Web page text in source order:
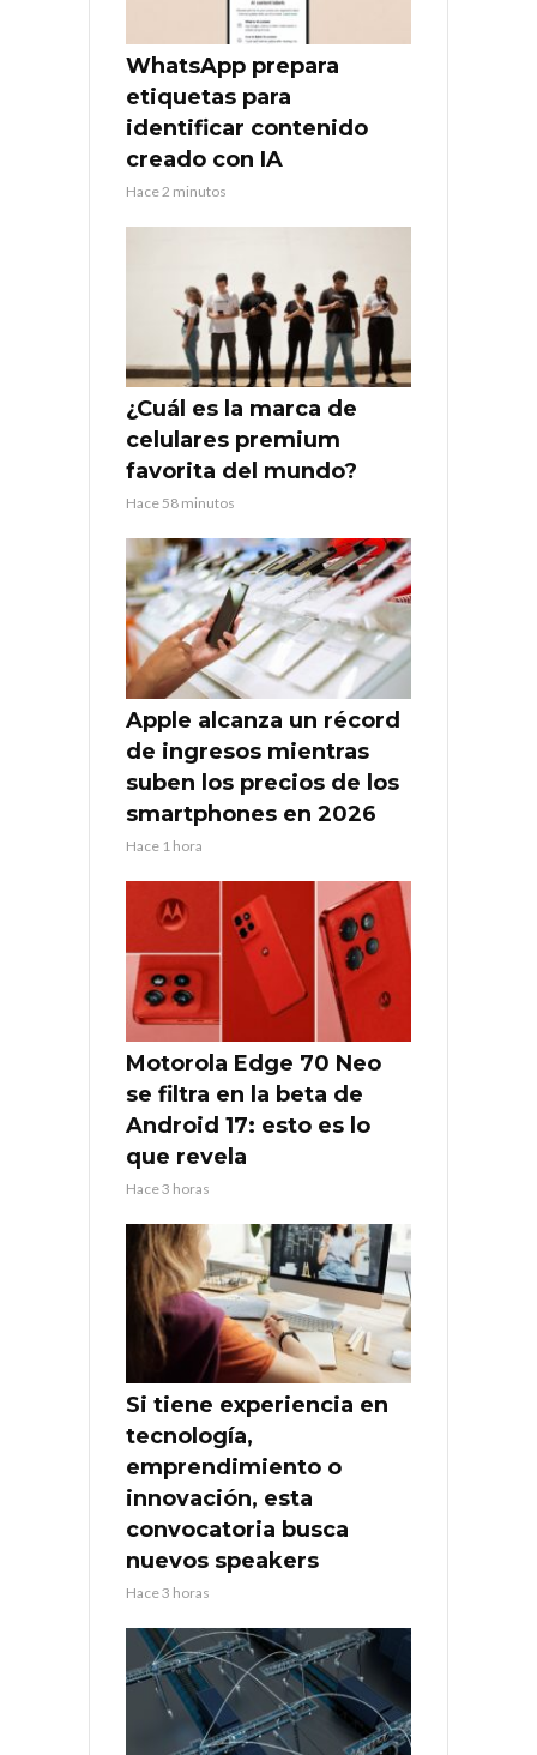
WhatsApp prepara
etiquetas para
identificar contenido
creado con IA
Hace 2 minutos
¿Cuál es la marca de
celulares premium
favorita del mundo?
Hace 58 minutos
Apple alcanza un récord
de ingresos mientras
suben los precios de los
smartphones en 2026
Hace 1 hora
Motorola Edge 70 Neo
se filtra en la beta de
Android 17: esto es lo
que revela
Hace 3 horas
Si tiene experiencia en
tecnología,
emprendimiento o
innovación, esta
convocatoria busca
nuevos speakers
Hace 3 horas